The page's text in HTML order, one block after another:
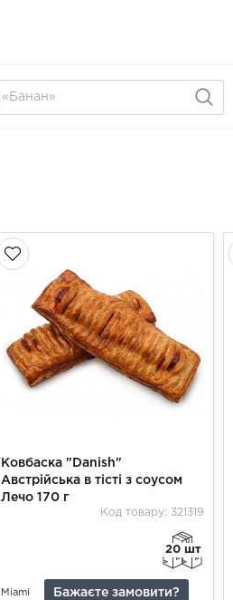
Ковбаска "Danish"
Австрійська в тісті з соусом
Лечо 170 г
Код товару: 321319
20 шт
Miami Бажаєте замовити?